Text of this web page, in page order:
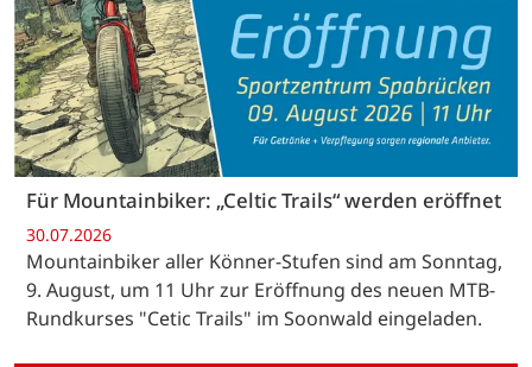
Für Mountainbiker: „Celtic Trails“ werden eröffnet
30.07.2026
Mountainbiker aller Könner-Stufen sind am Sonntag,
9. August, um 11 Uhr zur Eröffnung des neuen MTB-
Rundkurses "Cetic Trails" im Soonwald eingeladen.